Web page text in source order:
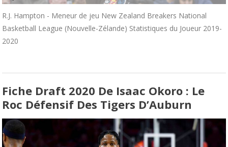
R.J. Hampton - Meneur de jeu New Zealand Breakers National
Basketball League (Nouvelle-Zélande) Statistiques du Joueur 2019-
2020
Fiche Draft 2020 De Isaac Okoro : Le
Roc Défensif Des Tigers D’Auburn